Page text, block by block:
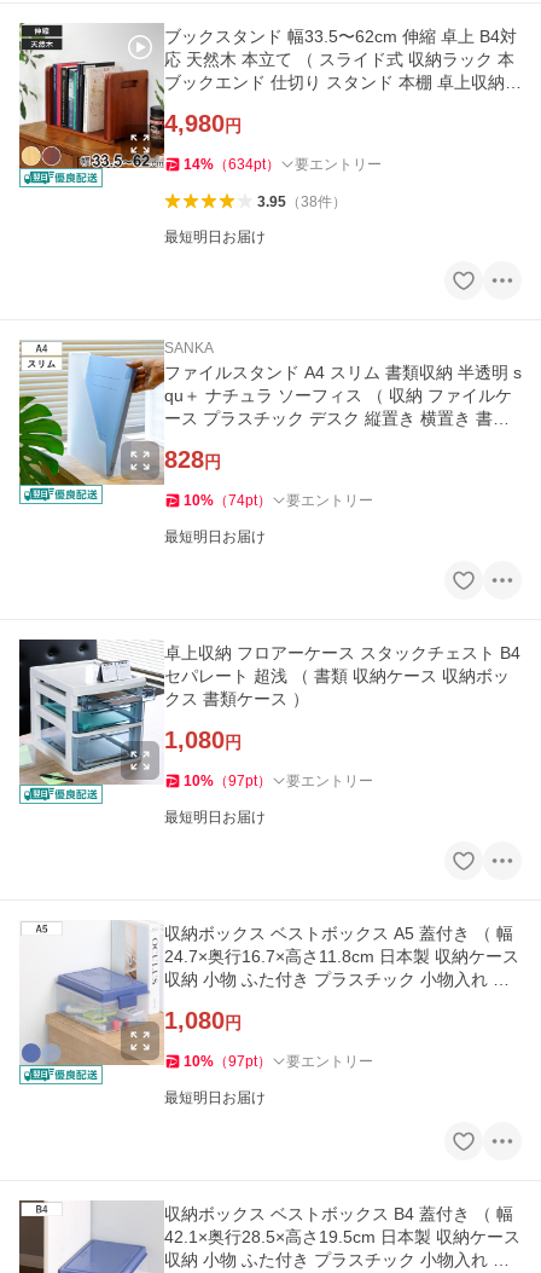
ブックスタンド 幅33.5〜62cm 伸縮 卓上 B4対
応 天然木 本立て （ スライド式 収納ラック 本
ブックエンド 仕切り スタンド 本棚 卓上収納
4,980円
14% （634pt） 要エントリー
3.95（38件）
最短明日お届け
SANKA
ファイルスタンド A4 スリム 書類収納 半透明 s
qu＋ ナチュラ ソーフィス （ 収納 ファイルケ
ース プラスチック デスク 縦置き 横置き 書類
828円
10% （74pt） 要エントリー
最短明日お届け
卓上収納 フロアーケース スタックチェスト B4
セパレート 超浅 （ 書類 収納ケース 収納ボッ
クス 書類ケース ）
1,080円
10% （97pt） 要エントリー
最短明日お届け
収納ボックス ベストボックス A5 蓋付き （ 幅
24.7×奥行16.7×高さ11.8cm 日本製 収納ケース
収納 小物 ふた付き プラスチック 小物入れ 小
1,080円
10% （97pt） 要エントリー
最短明日お届け
収納ボックス ベストボックス B4 蓋付き （ 幅
42.1×奥行28.5×高さ19.5cm 日本製 収納ケース
収納 小物 ふた付き プラスチック 小物入れ 小